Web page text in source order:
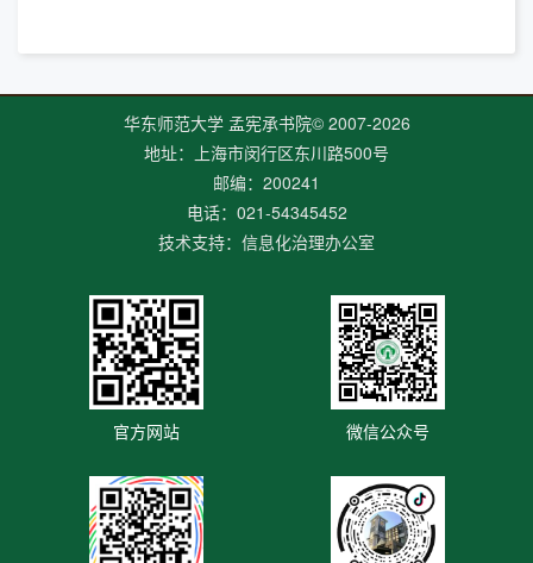
华东师范大学 孟宪承书院© 2007-2026
地址：上海市闵行区东川路500号
邮编：200241
电话：021-54345452
技术支持：信息化治理办公室
官方网站 微信公众号